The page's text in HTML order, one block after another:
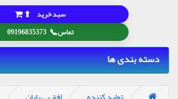
تماس📞
09196835373
سبد خرید ⬆
دسته بندی ها